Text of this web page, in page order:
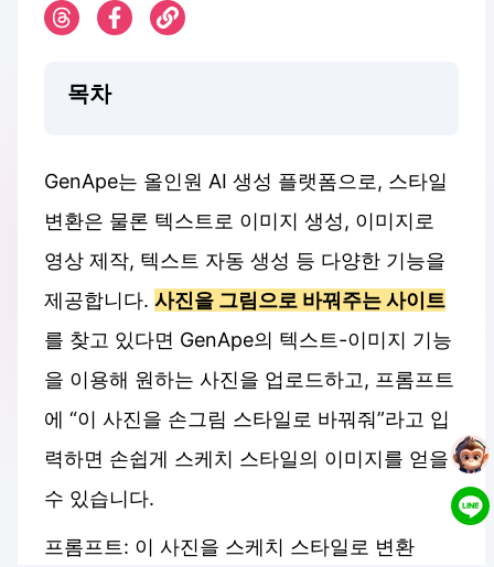
목차
GenApe는 올인원 AI 생성 플랫폼으로, 스타일
변환은 물론 텍스트로 이미지 생성, 이미지로
영상 제작, 텍스트 자동 생성 등 다양한 기능을
제공합니다. 사진을 그림으로 바꿔주는 사이트
를 찾고 있다면 GenApe의 텍스트-이미지 기능
을 이용해 원하는 사진을 업로드하고, 프롬프트
에 “이 사진을 손그림 스타일로 바꿔줘”라고 입
력하면 손쉽게 스케치 스타일의 이미지를 얻을
수 있습니다.
프롬프트: 이 사진을 스케치 스타일로 변환